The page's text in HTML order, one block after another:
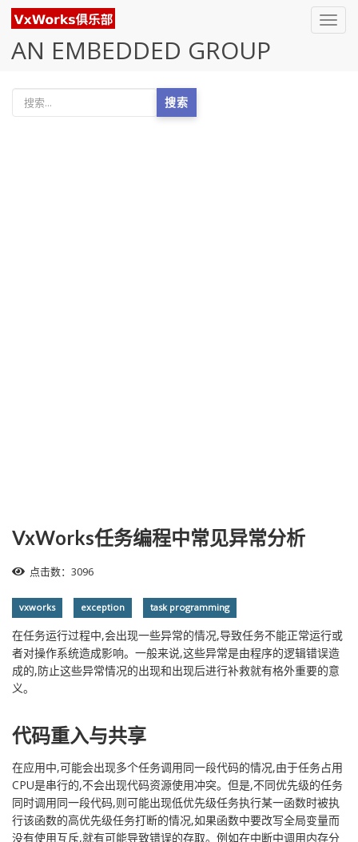
AN EMBEDDED GROUP
搜索
VxWorks任务编程中常见异常分析
点击数：3096
vxworks exception task programming
在任务运行过程中,会出现一些异常的情况,导致任务不能正常运行或
者对操作系统造成影响。一般来说,这些异常是由程序的逻辑错误造
成的,防止这些异常情况的出现和出现后进行补救就有格外重要的意
义。
代码重入与共享
在应用中,可能会出现多个任务调用同一段代码的情况,由于任务占用
CPU是串行的,不会出现代码资源使用冲突。但是,不同优先级的任务
同时调用同一段代码,则可能出现低优先级任务执行某一函数时被执
行该函数的高优先级任务打断的情况,如果函数中要改写全局变量而
没有使用互斥,就有可能导致错误的存取。例如在中断中调用内存分